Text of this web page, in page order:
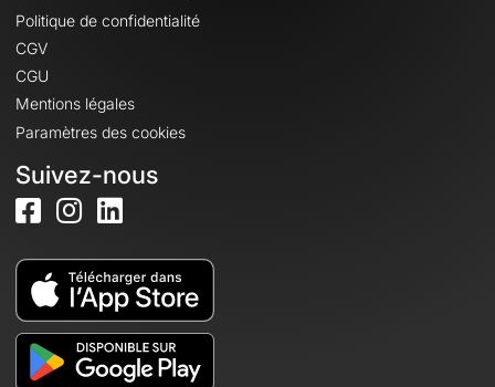
Politique de confidentialité
CGV
CGU
Mentions légales
Paramètres des cookies
Suivez-nous